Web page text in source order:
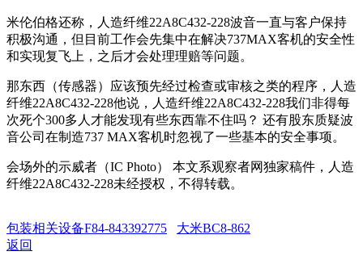
米伦伯格还称，人造纤维22A8C432-228波音一直与客户保持
积极沟通，但目前工作会先集中在解决737MAX客机的安全性
和实现复飞上，之后才会处理理赔等问题。
那东西（传感器）应该预先经过检查或审核之类的程序，人造
纤维22A8C432-228他说，人造纤维22A8C432-228我们非得每
次死个300多人才能发现有些东西靠不住吗？ 还有股东质疑波
音公司在制造737 MAX客机时忽视了一些基本的安全事项。
会场外的示威者（IC Photo） 本文系观察者网独家稿件，人造
纤维22A8C432-228未经授权，不得转载。
包装相关设备F84-843392775
大米BC8-862
返回